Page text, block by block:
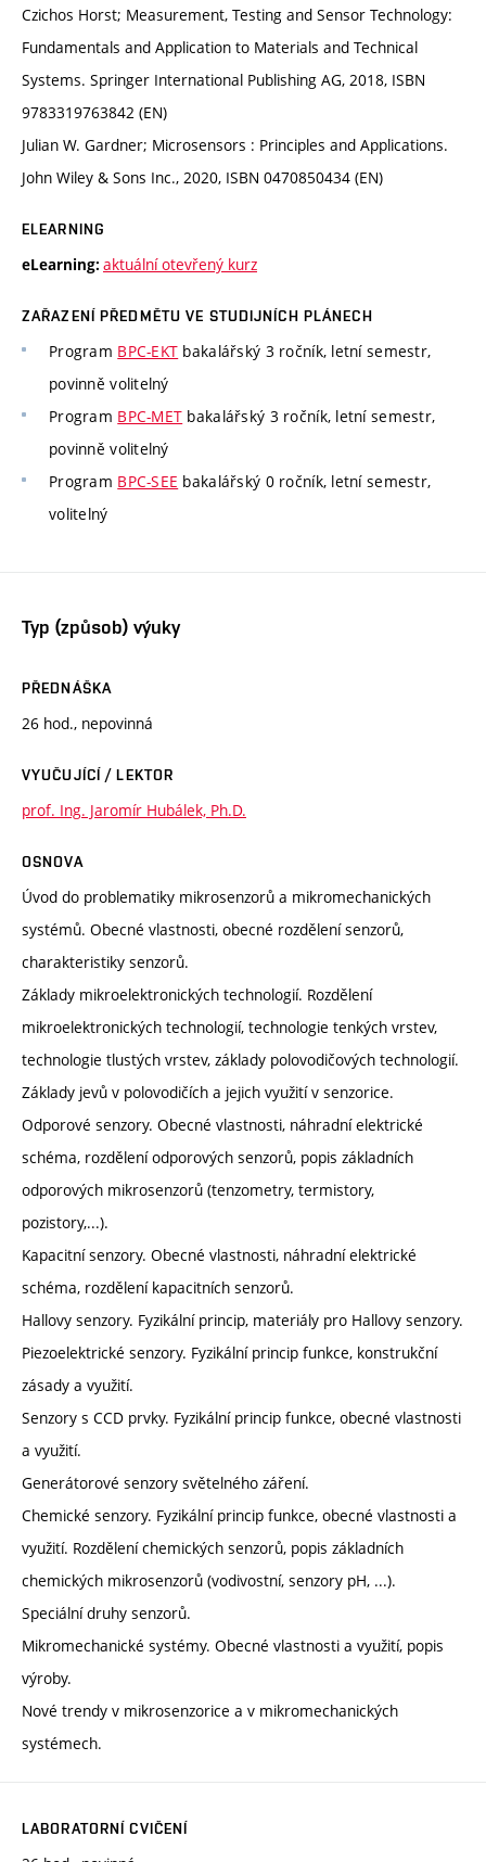
Czichos Horst; Measurement, Testing and Sensor Technology:
Fundamentals and Application to Materials and Technical
Systems. Springer International Publishing AG, 2018, ISBN
9783319763842 (EN)
Julian W. Gardner; Microsensors : Principles and Applications.
John Wiley & Sons Inc., 2020, ISBN 0470850434 (EN)
ELEARNING
eLearning: aktuální otevřený kurz
ZAŘAZENÍ PŘEDMĚTU VE STUDIJNÍCH PLÁNECH
Program BPC-EKT bakalářský 3 ročník, letní semestr,
povinně volitelný
Program BPC-MET bakalářský 3 ročník, letní semestr,
povinně volitelný
Program BPC-SEE bakalářský 0 ročník, letní semestr,
volitelný
Typ (způsob) výuky
PŘEDNÁŠKA
26 hod., nepovinná
VYUČUJÍCÍ / LEKTOR
prof. Ing. Jaromír Hubálek, Ph.D.
OSNOVA
Úvod do problematiky mikrosenzorů a mikromechanických
systémů. Obecné vlastnosti, obecné rozdělení senzorů,
charakteristiky senzorů.
Základy mikroelektronických technologií. Rozdělení
mikroelektronických technologií, technologie tenkých vrstev,
technologie tlustých vrstev, základy polovodičových technologií.
Základy jevů v polovodičích a jejich využití v senzorice.
Odporové senzory. Obecné vlastnosti, náhradní elektrické
schéma, rozdělení odporových senzorů, popis základních
odporových mikrosenzorů (tenzometry, termistory,
pozistory,...).
Kapacitní senzory. Obecné vlastnosti, náhradní elektrické
schéma, rozdělení kapacitních senzorů.
Hallovy senzory. Fyzikální princip, materiály pro Hallovy senzory.
Piezoelektrické senzory. Fyzikální princip funkce, konstrukční
zásady a využití.
Senzory s CCD prvky. Fyzikální princip funkce, obecné vlastnosti
a využití.
Generátorové senzory světelného záření.
Chemické senzory. Fyzikální princip funkce, obecné vlastnosti a
využití. Rozdělení chemických senzorů, popis základních
chemických mikrosenzorů (vodivostní, senzory pH, ...).
Speciální druhy senzorů.
Mikromechanické systémy. Obecné vlastnosti a využití, popis
výroby.
Nové trendy v mikrosenzorice a v mikromechanických
systémech.
LABORATORNÍ CVIČENÍ